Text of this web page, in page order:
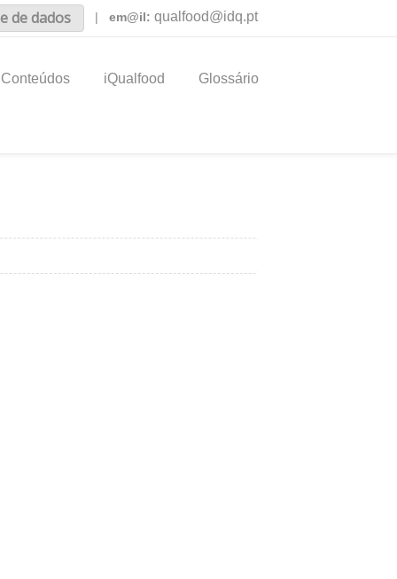
de dados | em@il: qualfood@idq.pt
Conteúdos iQualfood Glossário